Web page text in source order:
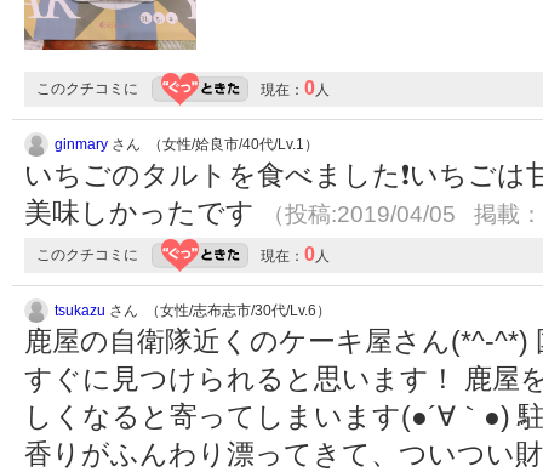
このクチコミに 現在： 0人
ginmary さん （女性/姶良市/40代/Lv.1）
いちごのタルトを食べました❗️いちご
美味しかったです
（投稿:2019/04/05 掲載
このクチコミに 現在： 0人
tsukazu さん （女性/志布志市/30代/Lv.6）
鹿屋の自衛隊近くのケーキ屋さん(*^-
すぐに見つけられると思います！ 鹿屋
しくなると寄ってしまいます(●´∀｀●)
香りがふんわり漂ってきて、ついつい